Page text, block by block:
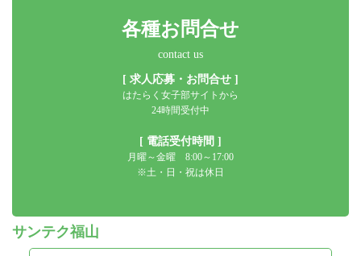
各種お問合せ
contact us
[ 求人応募・お問合せ ]
はたらく女子部サイトから
24時間受付中
[ 電話受付時間 ]
月曜～金曜 8:00～17:00
※土・日・祝は休日
サンテク福山